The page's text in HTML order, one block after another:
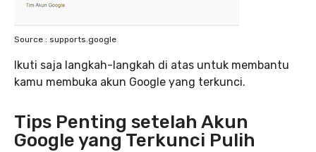
Source : supports.google
Ikuti saja langkah-langkah di atas untuk membantu
kamu membuka akun Google yang terkunci.
Tips Penting setelah Akun
Google yang Terkunci Pulih